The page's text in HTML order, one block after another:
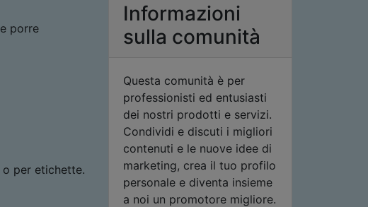
porre
per etichette.
Informazioni
sulla comunità
Questa comunità è per
professionisti ed entusiasti
dei nostri prodotti e servizi.
Condividi e discuti i migliori
contenuti e le nuove idee di
marketing, crea il tuo profilo
personale e diventa insieme
a noi un promotore migliore.